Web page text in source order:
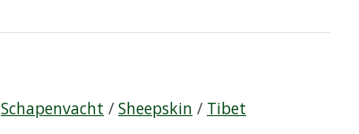
Schapenvacht / Sheepskin / Tibet